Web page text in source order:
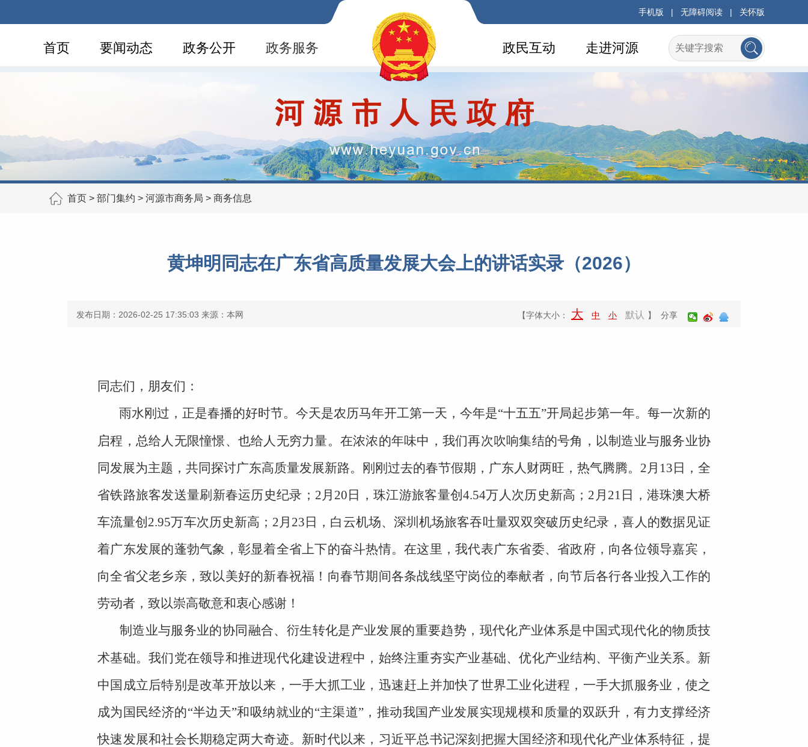
手机版 | 无障碍阅读 | 关怀版
首页 要闻动态 政务公开 政务服务 走进河源
政民互动
首页 > 部门集约 > 河源市商务局 > 商务信息
黄坤明同志在广东省高质量发展大会上的讲话实录（2026）
发布日期：2026-02-25 17:35:03 来源：本网 【字体大小： 大 中 小 默认 】 分享
同志们，朋友们：
雨水刚过，正是春播的好时节。今天是农历马年开工第一天，今年是“十五五”开局起步第一年。每一次新的
启程，总给人无限憧憬、也给人无穷力量。在浓浓的年味中，我们再次吹响集结的号角，以制造业与服务业协
同发展为主题，共同探讨广东高质量发展新路。刚刚过去的春节假期，广东人财两旺，热气腾腾。2月13日，全
省铁路旅客发送量刷新春运历史纪录；2月20日，珠江游旅客量创4.54万人次历史新高；2月21日，港珠澳大桥
车流量创2.95万车次历史新高；2月23日，白云机场、深圳机场旅客吞吐量双双突破历史纪录，喜人的数据见证
着广东发展的蓬勃气象，彰显着全省上下的奋斗热情。在这里，我代表广东省委、省政府，向各位领导嘉宾，
向全省父老乡亲，致以美好的新春祝福！向春节期间各条战线坚守岗位的奉献者，向节后各行各业投入工作的
劳动者，致以崇高敬意和衷心感谢！
制造业与服务业的协同融合、衍生转化是产业发展的重要趋势，现代化产业体系是中国式现代化的物质技
术基础。我们党在领导和推进现代化建设进程中，始终注重夯实产业基础、优化产业结构、平衡产业关系。新
中国成立后特别是改革开放以来，一手大抓工业，迅速赶上并加快了世界工业化进程，一手大抓服务业，使之
成为国民经济的“半边天”和吸纳就业的“主渠道”，推动我国产业发展实现规模和质量的双跃升，有力支撑经济
快速发展和社会长期稳定两大奇迹。新时代以来，习近平总书记深刻把握大国经济和现代化产业体系特征，提